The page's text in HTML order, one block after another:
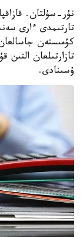
نۇر-سۇلتان.
تارتىمدى ءارى
كۇمىستەن
تازارتىلعان التىن
ۇسىنادى.